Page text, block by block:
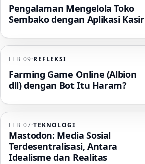
Pengalaman Mengelola Toko
Sembako dengan Aplikasi Kasir
FEB 09·REFLEKSI
Farming Game Online (Albion
dll) dengan Bot Itu Haram?
FEB 07·TEKNOLOGI
Mastodon: Media Sosial
Terdesentralisasi, Antara
Idealisme dan Realitas